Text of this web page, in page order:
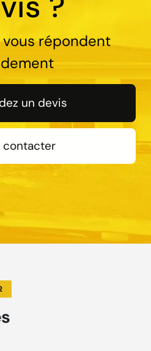
répondent
un devis
contacter